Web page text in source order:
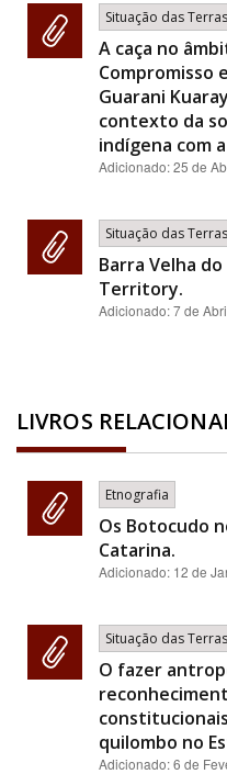
Situação das Terras
A caça no
Compromisso
Guarani
contexto da
indígena com a
Adicionado:25 de
Situação das Terras
Barra Velha
Territory.
Adicionado:7 de
LIVROS
Etnografia
Os Botocudo
Catarina.
Adicionado: 12 de
Situação das Terras
O fazer
quilombo no
Adicionado:6 de